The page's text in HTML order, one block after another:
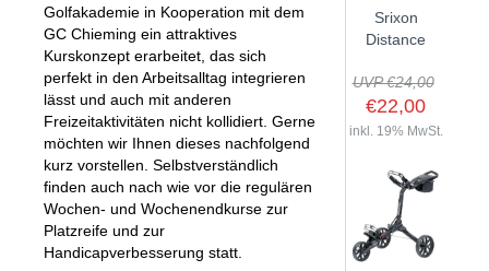
Golfakademie in Kooperation mit dem
GC Chieming ein attraktives
Kurskonzept erarbeitet, das sich
perfekt in den Arbeitsalltag integrieren
lässt und auch mit anderen
Freizeitaktivitäten nicht kollidiert. Gerne
möchten wir Ihnen dieses nachfolgend
kurz vorstellen. Selbstverständlich
finden auch nach wie vor die regulären
Wochen- und Wochenendkurse zur
Platzreife und zur
Handicapverbesserung statt.
Srixon
Distance
UVP €24,00
€22,00
inkl. 19% MwSt.